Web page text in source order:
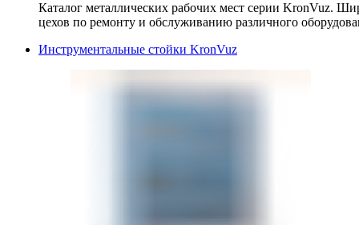
Каталог металлических рабочих мест серии KronVuz.
цехов по ремонту и обслуживанию различного
Инструментальные стойки KronVuz